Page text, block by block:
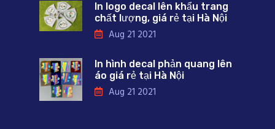
In logo decal lên khẩu trang
chất lượng, giá rẻ tại Hà Nội
Aug 21 2021
In hình decal phản quang lên
áo giá rẻ tại Hà Nội
Aug 21 2021